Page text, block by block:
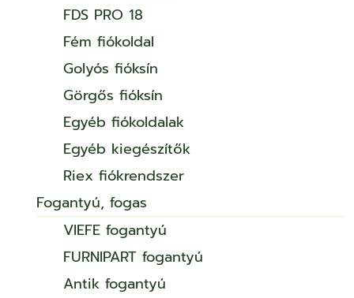
FDS PRO 18
Fém fiókoldal
Golyós fióksín
Görgős fióksín
Egyéb fiókoldalak
Egyéb kiegészítők
Riex fiókrendszer
Fogantyú, fogas
VIEFE fogantyú
FURNIPART fogantyú
Antik fogantyú